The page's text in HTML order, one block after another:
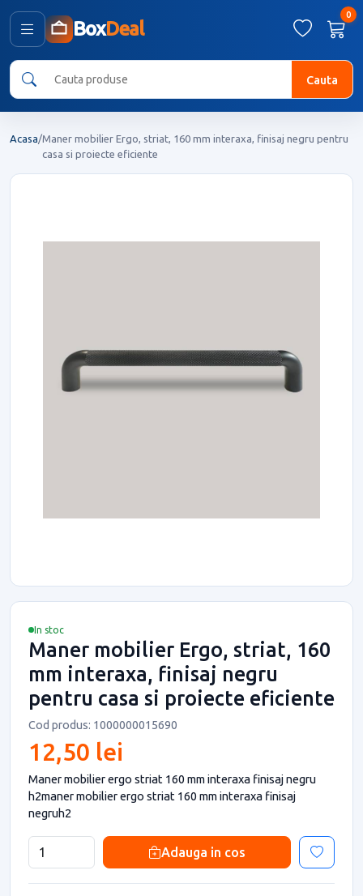
BoxDeal
0
Cauta
Acasa/Maner mobilier Ergo, striat, 160 mm interaxa, finisaj negru pentru
casa si proiecte eficiente
In stoc
Maner mobilier Ergo, striat, 160
mm interaxa, finisaj negru
pentru casa si proiecte eficiente
Cod produs: 1000000015690
12,50 lei
Maner mobilier ergo striat 160 mm interaxa finisaj negru
h2maner mobilier ergo striat 160 mm interaxa finisaj
negruh2
Adauga in cos